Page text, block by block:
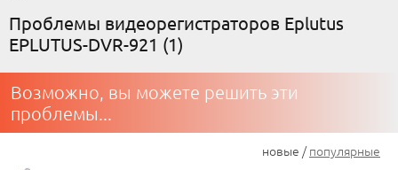
Проблемы видеорегистраторов Eplutus
EPLUTUS-DVR-921 (1)
Возможно, вы можете решить эти
проблемы...
новые /популярные